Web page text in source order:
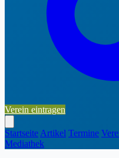
Verein eintragen
Startseite Artikel Termine
Mediathek